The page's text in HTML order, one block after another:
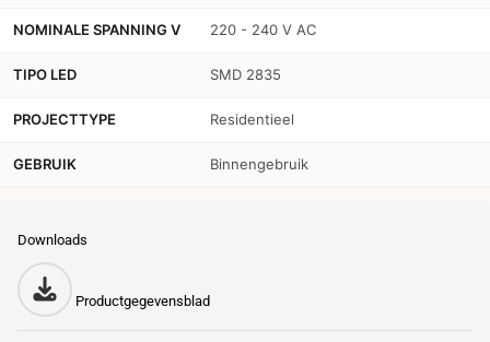
NOMINALE SPANNING V 220 - 240 V AC
TIPO LED SMD 2835
PROJECTTYPE Residentieel
GEBRUIK Binnengebruik
Downloads
Productgegevensblad